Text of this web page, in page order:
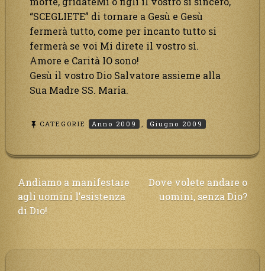
“SCEGLIETE” di tornare a Gesù e Gesù
fermerà tutto, come per incanto tutto si
fermerà se voi Mi direte il vostro sì.
Amore e Carità IO sono!
Gesù il vostro Dio Salvatore assieme alla
Sua Madre SS. Maria.
CATEGORIE Anno 2009 , Giugno 2009
Navigazione
articoli
Andiamo a manifestare
agli uomini l’esistenza
di Dio!
Dove volete andare o
uomini, senza Dio?